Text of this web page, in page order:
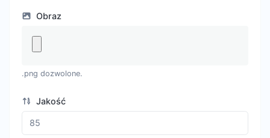
Obraz
.png dozwolone.
Jakość